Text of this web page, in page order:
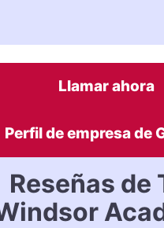
Llamar ahora
Perfil de empresa de
Reseñas de